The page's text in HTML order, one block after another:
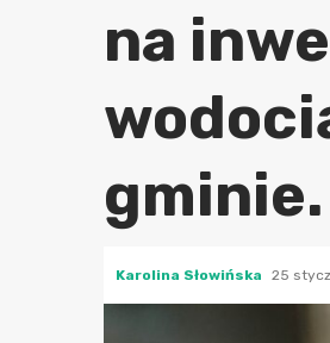
na
gminie.
Karolina Słowińska 25